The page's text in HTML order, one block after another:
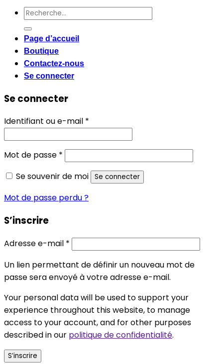
Recherche
pour :
Page d’accueil
Boutique
Contactez-nous
Se connecter
Se connecter
Identifiant ou e-mail *
Mot de passe *
Se souvenir de moi
Se connecter
Mot de passe perdu ?
S’inscrire
Adresse e-mail *
Un lien permettant de définir un nouveau mot de
passe sera envoyé à votre adresse e-mail.
Your personal data will be used to support your
experience throughout this website, to manage
access to your account, and for other purposes
described in our politique de confidentialité.
S’inscrire